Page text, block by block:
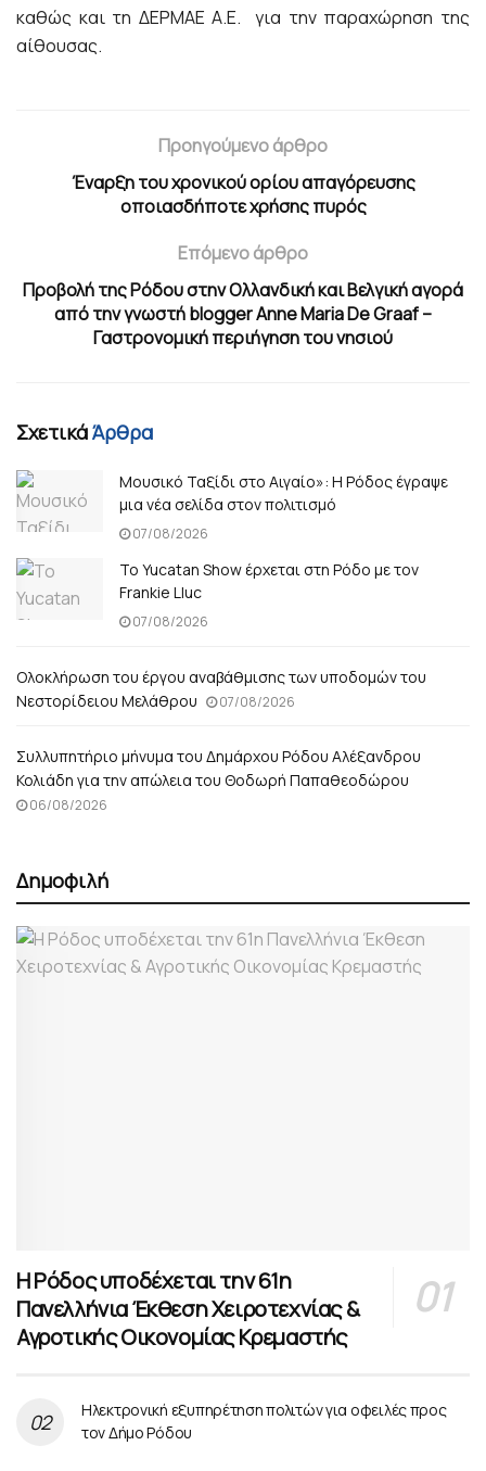
καθώς και τη ΔΕΡΜΑΕ Α.Ε. για την παραχώρηση της
αίθουσας.
Προηγούμενο άρθρο
Έναρξη του χρονικού ορίου απαγόρευσης
οποιασδήποτε χρήσης πυρός
Επόμενο άρθρο
Προβολή της Ρόδου στην Ολλανδική και Βελγική αγορά
από την γνωστή blogger Anne Maria De Graaf –
Γαστρονομική περιήγηση του νησιού
ΣχετικάΆρθρα
Μουσικό Ταξίδι στο Αιγαίο»: Η Ρόδος έγραψε
μια νέα σελίδα στον πολιτισμό
07/08/2026
Το Yucatan Show έρχεται στη Ρόδο με τον
Frankie Lluc
07/08/2026
Ολοκλήρωση του έργου αναβάθμισης των υποδομών του
Νεστορίδειου Μελάθρου
07/08/2026
Συλλυπητήριο μήνυμα του Δημάρχου Ρόδου Αλέξανδρου
Κολιάδη για την απώλεια του Θοδωρή Παπαθεοδώρου
06/08/2026
Δημοφιλή
Η Ρόδος υποδέχεται την 61η
Πανελλήνια Έκθεση Χειροτεχνίας &
Αγροτικής Οικονομίας Κρεμαστής
Ηλεκτρονική εξυπηρέτηση πολιτών για οφειλές προς
τον Δήμο Ρόδου